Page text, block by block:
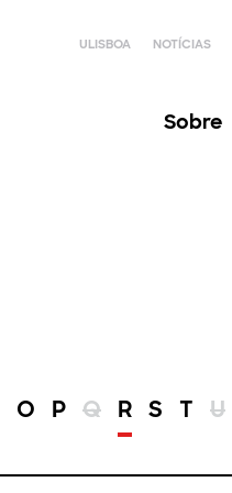
ULISBOA NOTÍCIAS
Sobre
O P Q R S T U